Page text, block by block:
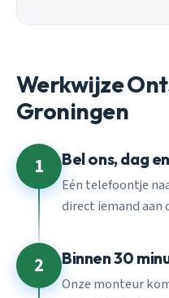
Werkwijze
Groningen
1 Bel ons, dag
Eén telefoontje
direct iemand aan
2 Binnen 30
Onze monteur